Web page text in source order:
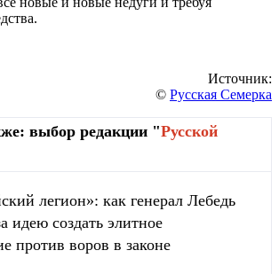
Источник:
© Русская Семерка
выбор редакции "Русской
легион»: как генерал Лебедь
идею создать элитное
против воров в законе